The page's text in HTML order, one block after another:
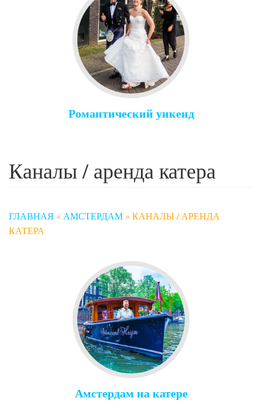
Романтический уикенд
Каналы / аренда катера
ГЛАВНАЯ» АМСТЕРДАМ» КАНАЛЫ / АРЕНДА
КАТЕРА
Амстердам на катере